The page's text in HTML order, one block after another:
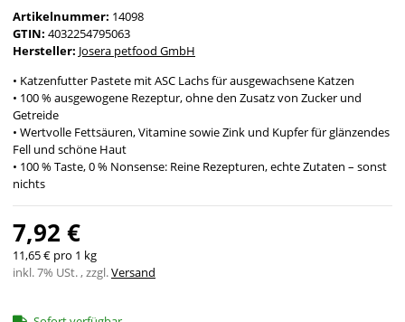
Artikelnummer: 14098
GTIN: 4032254795063
Hersteller: Josera petfood GmbH
• Katzenfutter Pastete mit ASC Lachs für ausgewachsene Katzen
• 100 % ausgewogene Rezeptur, ohne den Zusatz von Zucker und
Getreide
• Wertvolle Fettsäuren, Vitamine sowie Zink und Kupfer für glänzendes
Fell und schöne Haut
• 100 % Taste, 0 % Nonsense: Reine Rezepturen, echte Zutaten – sonst
nichts
7,92 €
11,65 € pro 1 kg
inkl. 7% USt. , zzgl.Versand